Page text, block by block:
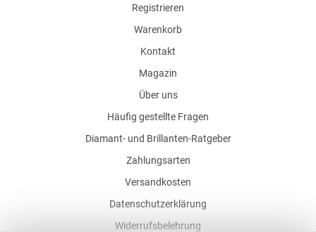
Registrieren
Warenkorb
Kontakt
Magazin
Über uns
Häufig gestellte Fragen
Diamant- und Brillanten-Ratgeber
Zahlungsarten
Versandkosten
Datenschutzerklärung
Widerrufsbelehrung